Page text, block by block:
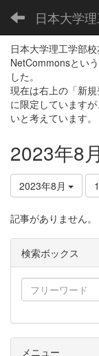
日本大学
日本大学理工学部
NetCommonsとい
した。
現在は右上の「新
に限定しています
いと考えています。
2023年8
2023年8月
記事がありません。
検索ボックス
メニュー